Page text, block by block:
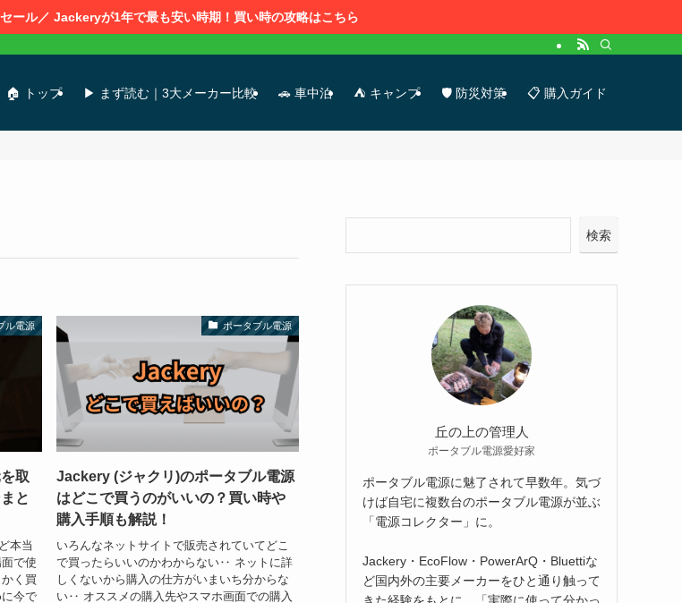
ール／ Jackeryが1年で最も安い時期！買い時の攻略はこちら
🏠 トップ ▶ まず読む｜3大メーカー比較 🚗 車中泊 ⛺ キャンプ 🛡 防災対策 📋 購入ガイド
ル電源
取
と
本当
で使
く買
今で
ポータブル電源
Jackery (ジャクリ)のポータブル電源
はどこで買うのがいいの？買い時や
購入手順も解説！
いろんなネットサイトで販売されていてどこ
で買ったらいいのかわからない‥ ネットに詳
しくないから購入の仕方がいまいち分からな
い‥ オススメの購入先やスマホ画面での購入
検索
丘の上の管理人
ポータブル電源愛好家
ポータブル電源に魅了されて早数年。気づ
けば自宅に複数台のポータブル電源が並ぶ
「電源コレクター」に。
Jackery・EcoFlow・PowerArQ・Bluettiな
ど国内外の主要メーカーをひと通り触って
きた経験をもとに、「実際に使って分かっ